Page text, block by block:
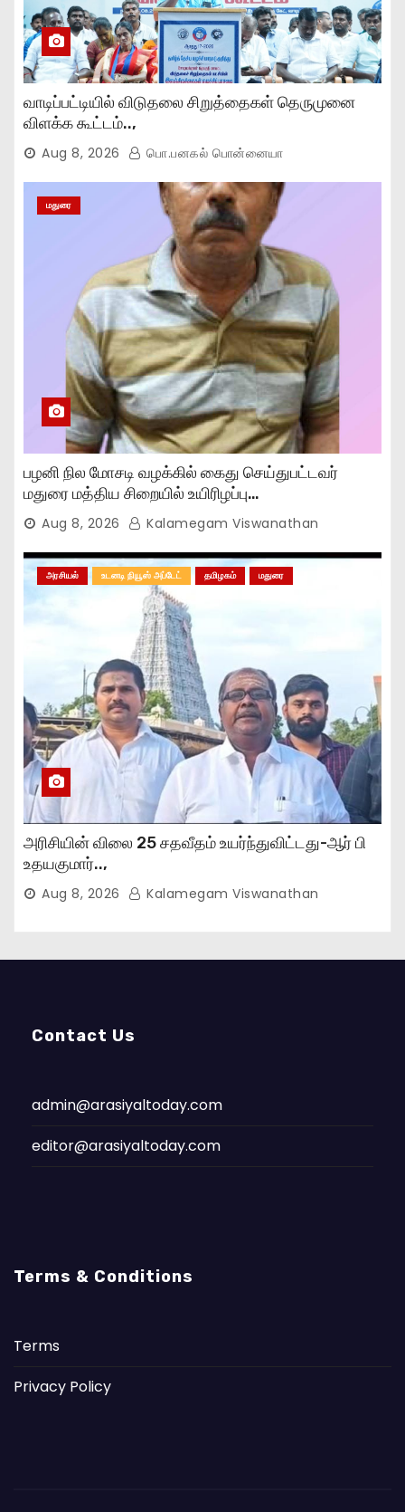
வாடிப்பட்டியில் விடுதலை சிறுத்தைகள் தெருமுனை
விளக்க கூட்டம்..,
Aug 8, 2026 பொ.பனகல் பொன்னையா
மதுரை
பழனி நில மோசடி வழக்கில் கைது செய்துபட்டவர்
மதுரை மத்திய சிறையில் உயிரிழப்பு…
Aug 8, 2026 Kalamegam Viswanathan
அரசியல் உடனடி நியூஸ் அப்டேட் தமிழகம் மதுரை
அரிசியின் விலை 25 சதவீதம் உயர்ந்துவிட்டது-ஆர் பி
உதயகுமார்..,
Aug 8, 2026 Kalamegam Viswanathan
Contact Us
admin@arasiyaltoday.com
editor@arasiyaltoday.com
Terms & Conditions
Terms
Privacy Policy